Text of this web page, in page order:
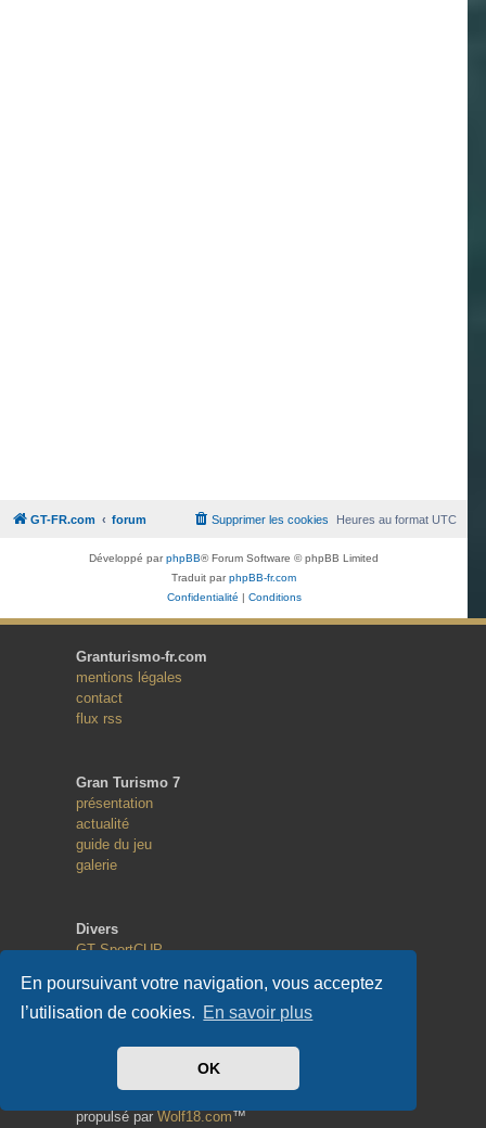
En poursuivant votre navigation, vous acceptez
l’utilisation de cookies. En savoir plus
OK
GT-FR.com forum Heures au formatUTC
Supprimer les cookies
Développé parphpBB® Forum Software © phpBB Limited
Traduit parphpBB-fr.com
Confidentialité
Conditions
Granturismo-fr.com
mentions légales
contact
flux rss
Gran Turismo 7
présentation
actualité
guide du jeu
galerie
Divers
GT SportCUP
Random Race
Copyright
propulsé par Wolf18.com™